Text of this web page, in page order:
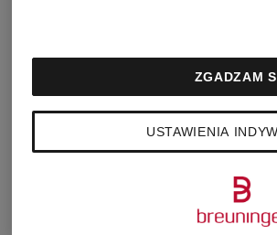
USTAWIENIA
ZGADZAM